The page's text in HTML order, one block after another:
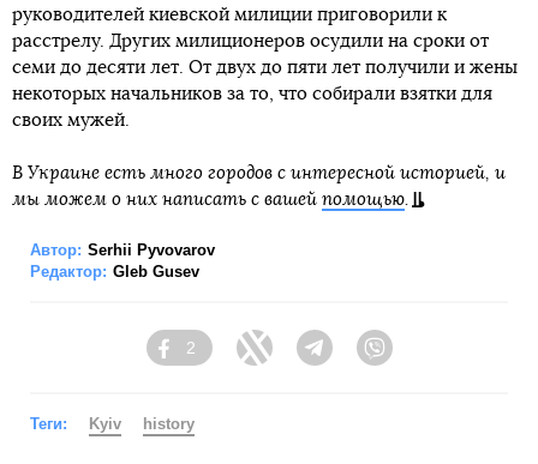
руководителей киевской милиции приговорили к
расстрелу. Других милиционеров осудили на сроки от
семи до десяти лет. От двух до пяти лет получили и жены
некоторых начальников за то, что собирали взятки для
своих мужей.
В Украине есть много городов с интересной историей, и
мы можем о них написать с вашей помощью.
Автор: Serhii Pyvovarov
Редактор: Gleb Gusev
Facebook
2
Twitter Telegram
Теги: Kyiv history